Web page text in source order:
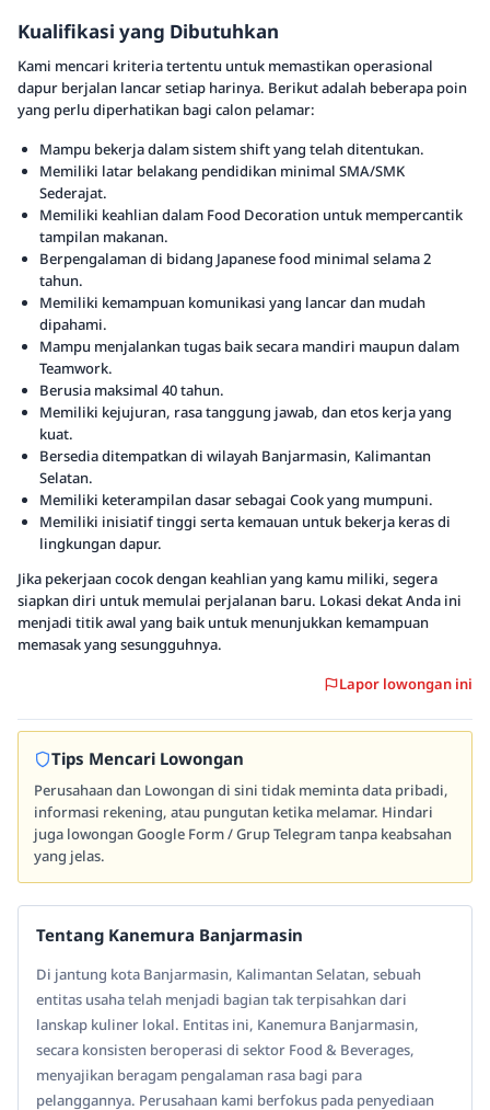
Kualifikasi yang Dibutuhkan
Kami mencari kriteria tertentu untuk memastikan operasional
dapur berjalan lancar setiap harinya. Berikut adalah beberapa poin
yang perlu diperhatikan bagi calon pelamar:
Mampu bekerja dalam sistem shift yang telah ditentukan.
Memiliki latar belakang pendidikan minimal SMA/SMK
Sederajat.
Memiliki keahlian dalam Food Decoration untuk mempercantik
tampilan makanan.
Berpengalaman di bidang Japanese food minimal selama 2
tahun.
Memiliki kemampuan komunikasi yang lancar dan mudah
dipahami.
Mampu menjalankan tugas baik secara mandiri maupun dalam
Teamwork.
Berusia maksimal 40 tahun.
Memiliki kejujuran, rasa tanggung jawab, dan etos kerja yang
kuat.
Bersedia ditempatkan di wilayah Banjarmasin, Kalimantan
Selatan.
Memiliki keterampilan dasar sebagai Cook yang mumpuni.
Memiliki inisiatif tinggi serta kemauan untuk bekerja keras di
lingkungan dapur.
Jika pekerjaan cocok dengan keahlian yang kamu miliki, segera
siapkan diri untuk memulai perjalanan baru. Lokasi dekat Anda ini
menjadi titik awal yang baik untuk menunjukkan kemampuan
memasak yang sesungguhnya.
Lapor lowongan ini
Tips Mencari Lowongan
Perusahaan dan Lowongan di sini tidak meminta data pribadi,
informasi rekening, atau pungutan ketika melamar. Hindari
juga lowongan Google Form / Grup Telegram tanpa keabsahan
yang jelas.
Tentang Kanemura Banjarmasin
Di jantung kota Banjarmasin, Kalimantan Selatan, sebuah
entitas usaha telah menjadi bagian tak terpisahkan dari
lanskap kuliner lokal. Entitas ini, Kanemura Banjarmasin,
secara konsisten beroperasi di sektor Food & Beverages,
menyajikan beragam pengalaman rasa bagi para
pelanggannya. Perusahaan kami berfokus pada penyediaan